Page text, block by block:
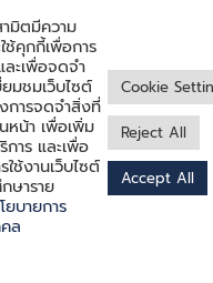
Card Factory, all rights
มิตมีความ
ช้คุกกี้เพื่อการ
ละเพื่อจดจำ
มชมเว็บไซต์
การจดจำสิ่งที่
หน้า เพื่อเพิ่ม
การ และเพื่อ
ช้งานเว็บไซต์
ษาราย
ยบายการ
ล
Cookie
Reject All
Accept All